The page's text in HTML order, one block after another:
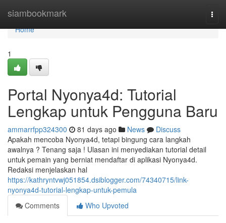
siambookmark
Home
Home
1
Portal Nyonya4d: Tutorial
Lengkap untuk Pengguna Baru
ammarrfpp324300 81 days ago News
Discuss
Apakah mencoba Nyonya4d, tetapi bingung cara langkah
awalnya ? Tenang saja ! Ulasan ini menyediakan tutorial detail
untuk pemain yang berniat mendaftar di aplikasi Nyonya4d.
Redaksi menjelaskan hal
https://kathryntvwj051854.dsiblogger.com/74340715/link-
nyonya4d-tutorial-lengkap-untuk-pemula
Comments
Who Upvoted